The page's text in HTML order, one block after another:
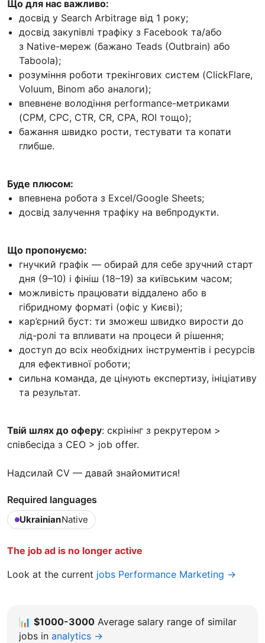
Що для нас важливо:
досвід у Search Arbitrage від 1 року;
досвід закупівлі трафіку з Facebook та/або
з Native-мереж (бажано Teads (Outbrain) або
Taboola);
розуміння роботи трекінгових систем (ClickFlare,
Voluum, Binom або аналоги);
впевнене володіння performance-метриками
(CPM, CPC, CTR, CR, CPA, ROI тощо);
бажання швидко рости, тестувати та копати
глибше.
Буде плюсом:
впевнена робота з Excel/Google Sheets;
досвід залучення трафіку на вебпродукти.
Що пропонуємо:
гнучкий графік — обирай для себе зручний старт
дня (9–10) і фініш (18–19) за київським часом;
можливість працювати віддалено або в
гібридному форматі (офіс у Києві);
кар’єрний буст: ти зможеш швидко вирости до
лід-ролі та впливати на процеси й рішення;
доступ до всіх необхідних інструментів і ресурсів
для ефективної роботи;
сильна команда, де цінують експертизу, ініціативу
та результат.
Твій шлях до оферу: скрінінг з рекрутером >
співбесіда з СЕО > job offer.
Надсилай CV — давай знайомитися!
Required languages
UkrainianNative
The job ad is no longer active
Look at the current jobs Performance Marketing →
📊 $1000-3000 Average salary range of similar
jobs in analytics →